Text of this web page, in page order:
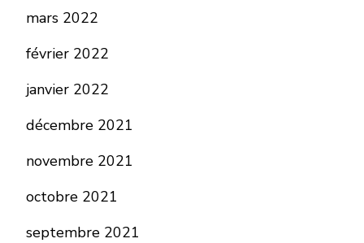
mars 2022
février 2022
janvier 2022
décembre 2021
novembre 2021
octobre 2021
septembre 2021